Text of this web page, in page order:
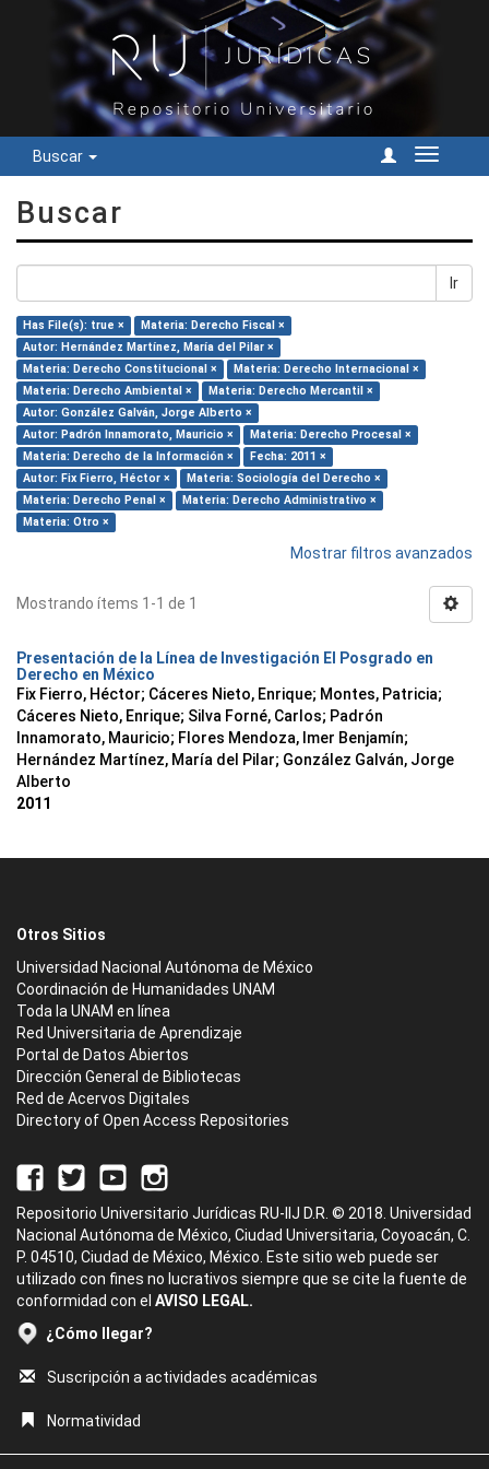
Buscar
Cambiar
Buscar
Ir
Has File(s): true ×
Materia: Derecho Fiscal ×
Autor: Hernández Martínez, María del Pilar ×
Materia: Derecho Constitucional ×
Materia: Derecho Internacional ×
Materia: Derecho Ambiental ×
Materia: Derecho Mercantil ×
Autor: González Galván, Jorge Alberto ×
Autor: Padrón Innamorato, Mauricio ×
Materia: Derecho Procesal ×
Materia: Derecho de la Información ×
Fecha: 2011 ×
Autor: Fix Fierro, Héctor ×
Materia: Sociología del Derecho ×
Materia: Derecho Penal ×
Materia: Derecho Administrativo ×
Materia: Otro ×
Mostrar filtros avanzados
Mostrando ítems 1-1 de 1
Presentación de la Línea de Investigación El Posgrado en
Derecho en México
Fix Fierro, Héctor; Cáceres Nieto, Enrique; Montes, Patricia;
Cáceres Nieto, Enrique; Silva Forné, Carlos; Padrón
Innamorato, Mauricio; Flores Mendoza, Imer Benjamín;
Hernández Martínez, María del Pilar; González Galván, Jorge
Alberto
2011
Otros Sitios
Universidad Nacional Autónoma de México
Coordinación de Humanidades UNAM
Toda la UNAM en línea
Red Universitaria de Aprendizaje
Portal de Datos Abiertos
Dirección General de Bibliotecas
Red de Acervos Digitales
Directory of Open Access Repositories
Repositorio Universitario Jurídicas RU-IIJ D.R. © 2018. Universidad
Nacional Autónoma de México, Ciudad Universitaria, Coyoacán, C.
P. 04510, Ciudad de México, México. Este sitio web puede ser
utilizado con fines no lucrativos siempre que se cite la fuente de
conformidad con el AVISO LEGAL.
¿Cómo llegar?
Suscripción a actividades académicas
Normatividad